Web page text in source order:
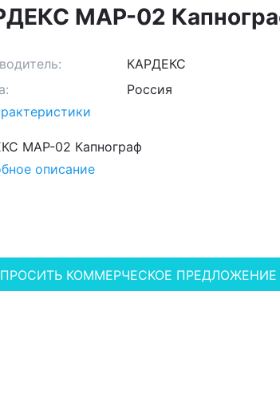
МАР-02
КАРДЕКС
Россия
МАР-02 Капнограф
описание
КОММЕРЧЕСКОЕ ПРЕДЛОЖЕНИЕ